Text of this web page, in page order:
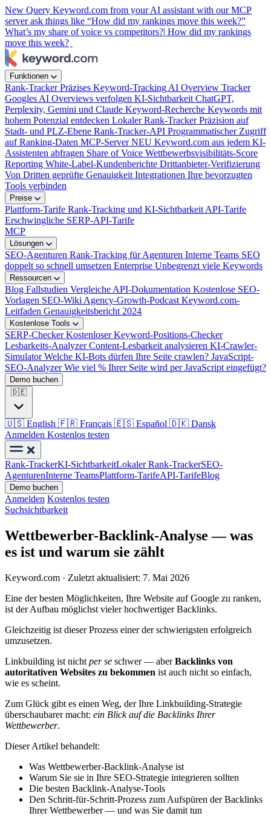
New Query Keyword.com from your AI assistant with our MCP
server ask things like “How did my rankings move this week?”
What’s my share of voice vs competitors?| How did my rankings
move this week?
Funktionen
Rank-TrackerPräzises Keyword-Tracking AI Overview Tracker
Googles AI Overviews verfolgen KI-Sichtbarkeit ChatGPT,
Perplexity, Gemini und Claude Keyword-Recherche Keywords mit
hohem Potenzial entdecken Lokaler Rank-TrackerPräzision auf
Stadt- und PLZ-Ebene Rank-Tracker-API Programmatischer Zugriff
auf Ranking-Daten MCP-ServerNEU Keyword.com aus jedem KI-
Assistenten abfragen Share of Voice Wettbewerbsvisibilitäts-Score
Reporting White-Label-Kundenberichte Drittanbieter-Verifizierung
Von Dritten geprüfte Genauigkeit Integrationen Ihre bevorzugten
Tools verbinden
Preise
Plattform-Tarife Rank-Tracking und KI-Sichtbarkeit API-Tarife
Erschwingliche SERP-API-Tarife
MCP
Lösungen
SEO-Agenturen Rank-Tracking für Agenturen Interne Teams SEO
doppelt so schnell umsetzen Enterprise Unbegrenzt viele Keywords
Ressourcen
Blog Fallstudien Vergleiche API-Dokumentation Kostenlose SEO-
Vorlagen SEO-Wiki Agency-Growth-Podcast Keyword.com-
Leitfaden Genauigkeitsbericht 2024
Kostenlose Tools
SERP-CheckerKostenloser Keyword-Positions-Checker
Lesbarkeits-AnalyzerContent-Lesbarkeit analysieren KI-Crawler-
SimulatorWelche KI-Bots dürfen Ihre Seite crawlen? JavaScript-
SEO-AnalyzerWie viel % Ihrer Seite wird per JavaScript eingefügt?
Demo buchen
🇩🇪
🇺🇸 English 🇫🇷 Français 🇪🇸 Español 🇩🇰 Dansk
Anmelden Kostenlos testen
Rank-TrackerKI-SichtbarkeitLokaler Rank-TrackerSEO-
AgenturenInterne TeamsPlattform-TarifeAPI-TarifeBlog
Demo buchen
Anmelden Kostenlos testen
Suchsichtbarkeit
Wettbewerber-Backlink-Analyse — was
es ist und warum sie zählt
Keyword.com · Zuletzt aktualisiert: 7. Mai 2026
Eine der besten Möglichkeiten, Ihre Website auf Google zu ranken,
ist der Aufbau möglichst vieler hochwertiger Backlinks.
Gleichzeitig ist dieser Prozess einer der schwierigsten erfolgreich
umzusetzen.
Linkbuilding ist nicht per se schwer — aberBacklinks von
autoritativen Websites zu bekommen ist auch nicht so einfach,
wie es scheint.
Zum Glück gibt es einen Weg, der Ihre Linkbuilding-Strategie
überschaubarer macht: ein Blick auf die Backlinks Ihrer
Wettbewerber.
Dieser Artikel behandelt:
Was Wettbewerber-Backlink-Analyse ist
Warum Sie sie in Ihre SEO-Strategie integrieren sollten
Die besten Backlink-Analyse-Tools
Den Schritt-für-Schritt-Prozess zum Aufspüren der Backlinks
Ihrer Wettbewerber — und was Sie damit tun